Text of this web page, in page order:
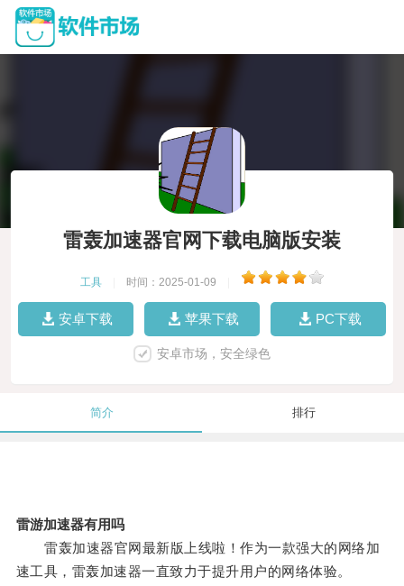
雷轰加速器官网下载电脑版安装
工具 时间：2025-01-09
安卓下载 苹果下载 PC下载
安卓市场，安全绿色
简介 排行
雷游加速器有用吗
雷轰加速器官网最新版上线啦！作为一款强大的网络加
速工具，雷轰加速器一直致力于提升用户的网络体验。